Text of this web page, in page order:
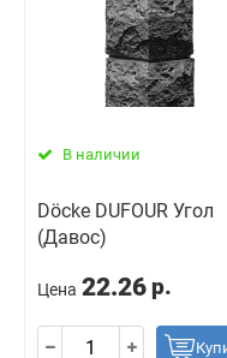
В наличии
Döcke DUFOUR Угол
(Давос)
Цена 22.26 р.